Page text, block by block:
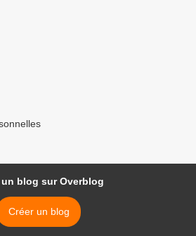
un blog sur Overblog
Créer un blog